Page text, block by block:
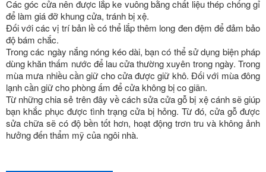
Các góc cửa nên được lắp ke vuông bằng chất liệu thép chống gỉ
để làm giá đỡ khung cửa, tránh bị xệ.
Đối với các vị trí bản lề có thể lắp thêm long đen đệm để đảm bảo
độ bám chắc.
Trong các ngày nắng nóng kéo dài, bạn có thể sử dụng biện pháp
dùng khăn thấm nước để lau cửa thường xuyên trong ngày. Trong
mùa mưa nhiều cần giữ cho cửa được giữ khô. Đối với mùa đông
lạnh cần giữ cho phòng ấm để cửa không bị co giãn.
Từ những chia sẻ trên đây về cách sửa cửa gỗ bị xệ cánh sẽ giúp
bạn khắc phục được tình trạng cửa bị hỏng. Từ đó, cửa gỗ được
sửa chữa sẽ có độ bền tốt hơn, hoạt động trơn tru và không ảnh
hưởng đến thẩm mỹ của ngôi nhà.